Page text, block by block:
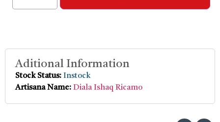
Aditional Information
Stock Status: Instock
Artisana Name: Diala Ishaq Ricamo